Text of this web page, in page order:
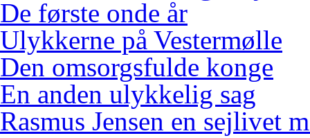
De første onde år
Ulykkerne på Vestermølle
Den omsorgsfulde konge
En anden ulykkelig sag
Rasmus Jensen en sejlivet